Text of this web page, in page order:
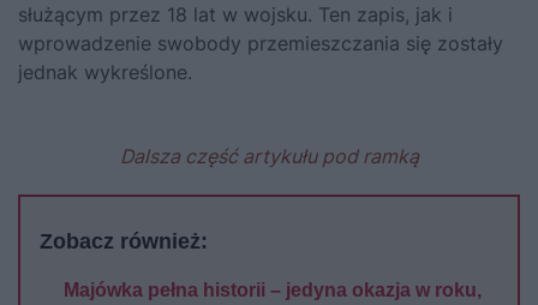
służącym przez 18 lat w wojsku. Ten zapis, jak i
wprowadzenie swobody przemieszczania się zostały
jednak wykreślone.
Dalsza część artykułu pod ramką
Zobacz również:
Majówka pełna historii – jedyna okazja w roku,